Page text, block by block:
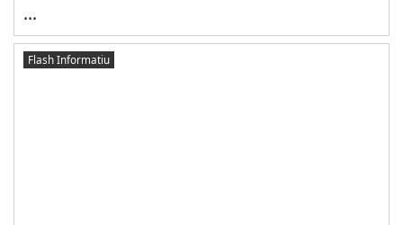
...
Flash Informatiu